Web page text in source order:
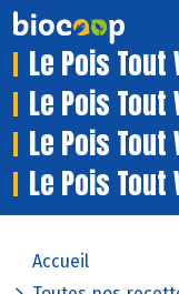
Le Pois
Le Pois Tout
Le Pois
Le Pois
Accueil